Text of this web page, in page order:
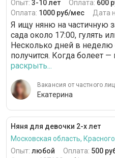
Опыт: 3-10 лет Оплата: 600
Оплата: 1000 руб/мес Дата
Я ищу няню на частичную
сада около 17:00, гулять
Несколько дней в неделю
получится. Когда болеет
раскрыть...
Вакансия от частного
Екатерина
Няня для девочки 2-х лет
Московская область,
Опыт: любой Оплата: 500